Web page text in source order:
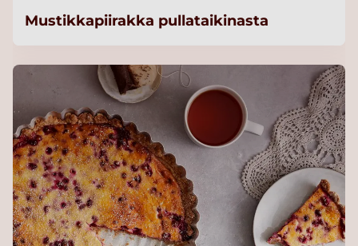
Mustikkapiirakka pullataikinasta